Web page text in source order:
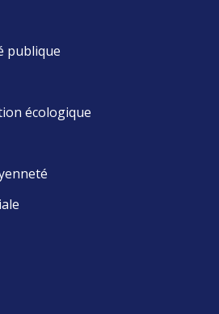
publique
écologique